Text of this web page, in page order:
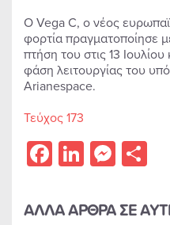
Ο Vega C, ο νέος
φορτία πραγματοποίησε
πτήση του στις 13
φάση λειτουργίας του
Arianespace.
Τεύχος 173
Facebook
LinkedIn
ΑΛΛΑ ΑΡΘΡΑ ΣΕ